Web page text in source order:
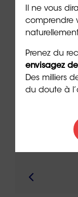
Nouveau
3 min. de
Il ne vous
comprendre
Prenez du
envisagez
Des milliers
du doute à